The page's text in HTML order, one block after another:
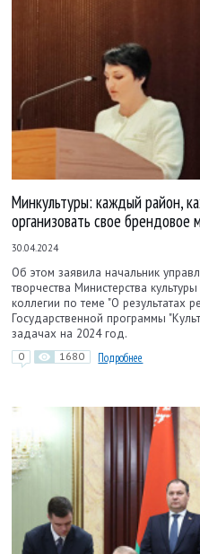
Минкультуры: каждый район,
организовать свое брендовое
30.04.2024
Об этом заявила начальник
творчества Министерства
коллегии по теме "О результатах
Государственной программы
задачах на 2024 год.
0 1680 Подробнее